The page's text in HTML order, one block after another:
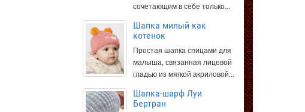
сочетающим в себе только...
Шапка милый как
котенок
Простая шапка спицами для
малыша, связанная лицевой
гладью из мягкой акриловой...
Шапка-шарф Луи
Бертран